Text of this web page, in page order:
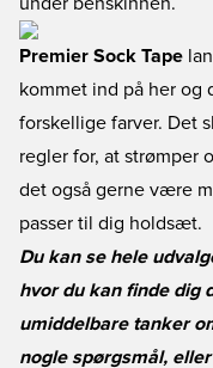
Premier Sock Tape
kommet ind på her og
forskellige farver. Det
regler for, at strømper
det også gerne være
passer til dig holdsæt.
Du kan se hele
hvor du kan finde dig
umiddelbare tanker
nogle spørgsmål,